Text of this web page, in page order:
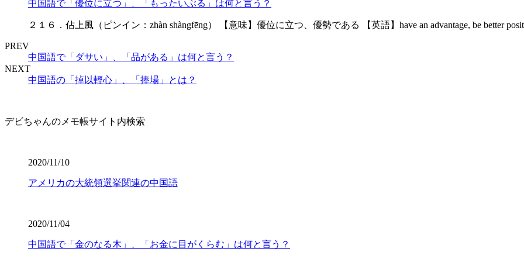
中国語で「優位に立つ」、「もったいぶる」は何と言う？
２１６．佔上風（ピンイン：zhàn shàngfēng） 【意味】優位に立つ、優勢である 【英語】have an advantage, be better
PREV
中国語で「ダサい」、「品がある」は何と言う？
NEXT
中国語の「掉以輕心」、「捧場」とは？
デビちゃんのメモ帳サイト内検索
2020/11/10
アメリカの大統領選挙関連の中国語
2020/11/04
中国語で「金のなる木」、「お金に目がくらむ」は何と言う？